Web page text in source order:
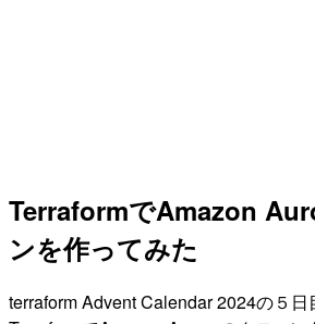
TerraformでAmazon
ンを作ってみた
terraform Advent Calendar 2024の５日